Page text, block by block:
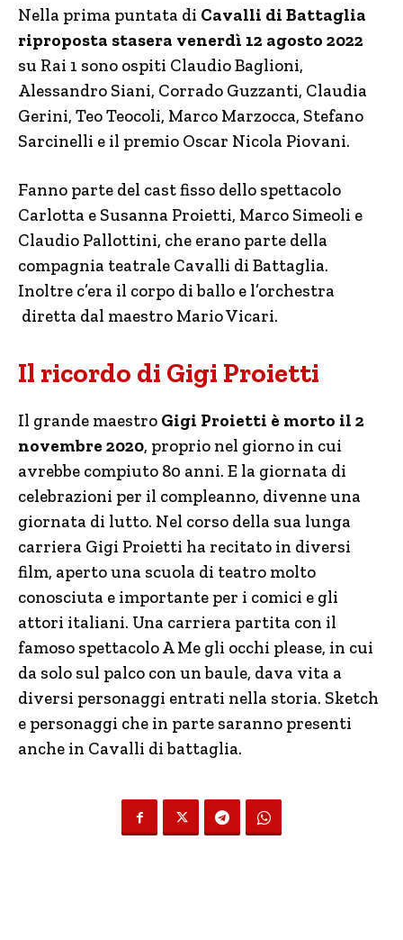
Nella prima puntata di Cavalli di Battaglia
riproposta stasera venerdì 12 agosto 2022
su Rai 1 sono ospiti Claudio Baglioni,
Alessandro Siani, Corrado Guzzanti, Claudia
Gerini, Teo Teocoli, Marco Marzocca, Stefano
Sarcinelli e il premio Oscar Nicola Piovani.
Fanno parte del cast fisso dello spettacolo
Carlotta e Susanna Proietti, Marco Simeoli e
Claudio Pallottini, che erano parte della
compagnia teatrale Cavalli di Battaglia.
Inoltre c’era il corpo di ballo e l’orchestra
diretta dal maestro Mario Vicari.
Il ricordo di Gigi Proietti
Il grande maestro Gigi Proietti è morto il 2
novembre 2020, proprio nel giorno in cui
avrebbe compiuto 80 anni. E la giornata di
celebrazioni per il compleanno, divenne una
giornata di lutto. Nel corso della sua lunga
carriera Gigi Proietti ha recitato in diversi
film, aperto una scuola di teatro molto
conosciuta e importante per i comici e gli
attori italiani. Una carriera partita con il
famoso spettacolo A Me gli occhi please, in cui
da solo sul palco con un baule, dava vita a
diversi personaggi entrati nella storia. Sketch
e personaggi che in parte saranno presenti
anche in Cavalli di battaglia.